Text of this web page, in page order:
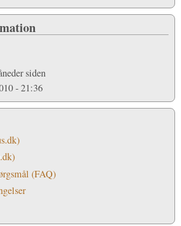
siden
- 21:36
(FAQ)